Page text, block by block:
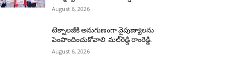
August 6, 2026
టెక్నాలజీకి అనుగుణంగా నైపుణ్యాలను
పెంపొందించుకోవాలి: మల్‌రెడ్డి రాంరెడ్డి.
August 6, 2026